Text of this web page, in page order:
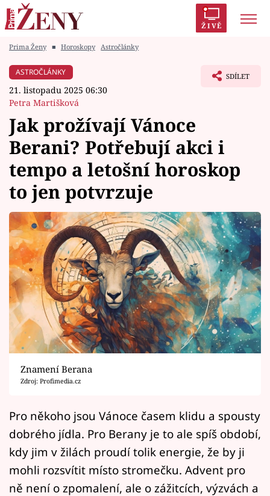
ŽIVĚ
Módní alarm
Témata
Celebrity
Vztahy
Seriály
Horoskopy
Sledujte prima+
Filmový festival Karlovy Vary
Přihlášení
Sledujte nás
Prima Ženy ■ Horoskopy Astročlánky
ASTROČLÁNKY
21. listopadu 2025 06:30
Petra Martišková
SDÍLET
Jak prožívají Vánoce
Berani? Potřebují akci i
tempo a letošní horoskop
to jen potvrzuje
Znamení Berana
Zdroj: Profimedia.cz
Pro někoho jsou Vánoce časem klidu a spousty
dobrého jídla. Pro Berany je to ale spíš období,
kdy jim v žilách proudí tolik energie, že by ji
mohli rozsvítit místo stromečku. Advent pro
ně není o zpomalení, ale o zážitcích, výzvách a